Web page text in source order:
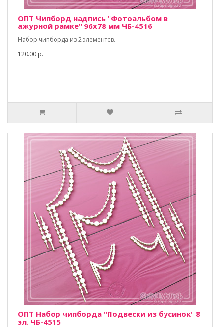
ОПТ Чипборд надпись "Фотоальбом в
ажурной рамке" 96х78 мм ЧБ-4516
Набор чипборда из 2 элементов.
120.00 р.
ОПТ Набор чипборда "Подвески из бусинок" 8
эл. ЧБ-4515